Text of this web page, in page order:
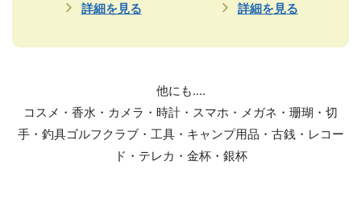
詳細を見る 詳細を見る
他にも....
コスメ・香水 ・カメラ・時計・スマホ ・メガネ・珊瑚・切
手・釣具ゴルフクラブ・工具・キャンプ用品 ・古銭・レコー
ド・テレカ・金杯・銀杯